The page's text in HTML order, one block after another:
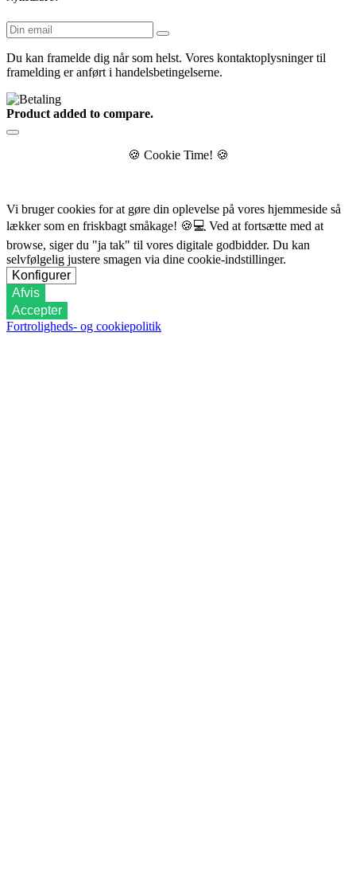
Du kan framelde dig når som helst. Vores kontaktoplysninger til
framelding er anført i handelsbetingelserne.
Product added to compare.
🍪 Cookie Time! 🍪
Vi bruger cookies for at gøre din oplevelse på vores hjemmeside så
lækker som en friskbagt småkage! 🍪💻 Ved at fortsætte med at
browse, siger du "ja tak" til vores digitale godbidder. Du kan
selvfølgelig justere smagen via dine cookie-indstillinger.
Konfigurer
Afvis
Accepter
Fortroligheds- og cookiepolitik